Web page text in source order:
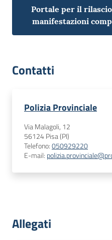
Portale per il
manifestazioni
Contatti
Polizia Provinciale
Via Malagoli, 12
56124Pisa (PI)
Telefono:050929220
E-mail:
Allegati